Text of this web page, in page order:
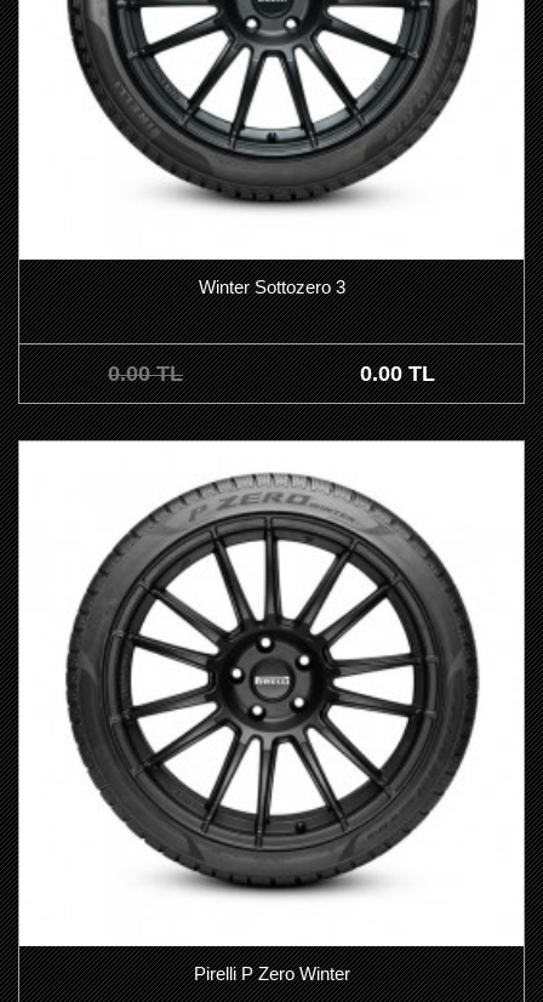
Winter Sottozero 3
0.00 TL 0.00 TL
Pirelli P Zero Winter